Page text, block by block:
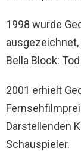
1998 wurde
ausgezeichnet,
Bella Block:
2001 erhielt
Darstellenden
Schauspieler.